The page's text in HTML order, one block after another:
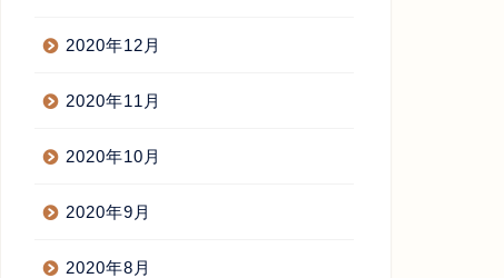
2020年12月
2020年11月
2020年10月
2020年9月
2020年8月